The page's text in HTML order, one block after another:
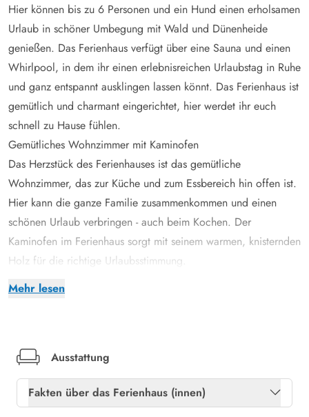
Mehr lesen
Hier können bis zu 6 Personen und ein Hund einen erholsamen
Urlaub in schöner Umbegung mit Wald und Dünenheide
genießen. Das Ferienhaus verfügt über eine Sauna und einen
Whirlpool, in dem ihr einen erlebnisreichen Urlaubstag in Ruhe
und ganz entspannt ausklingen lassen könnt. Das Ferienhaus ist
gemütlich und charmant eingerichtet, hier werdet ihr euch
schnell zu Hause fühlen.
Gemütliches Wohnzimmer mit Kaminofen
Das Herzstück des Ferienhauses ist das gemütliche
Wohnzimmer, das zur Küche und zum Essbereich hin offen ist.
Hier kann die ganze Familie zusammenkommen und einen
schönen Urlaub verbringen - auch beim Kochen. Der
Kaminofen im Ferienhaus sorgt mit seinem warmen, knisternden
Holz für die richtige Urlaubsstimmung.
Sollte sich das Wetter einmal nicht von seiner schönsten Seite
Das Ferienhaus bietet Platz für 6 Personen in 3 geräumigen
Schlafzimmern, die alle mit bequemen Doppelbetten
ausgestattet sind. Hier könnt ihr nach einem schönen und
Ausstattung
Fakten über das Ferienhaus (innen)